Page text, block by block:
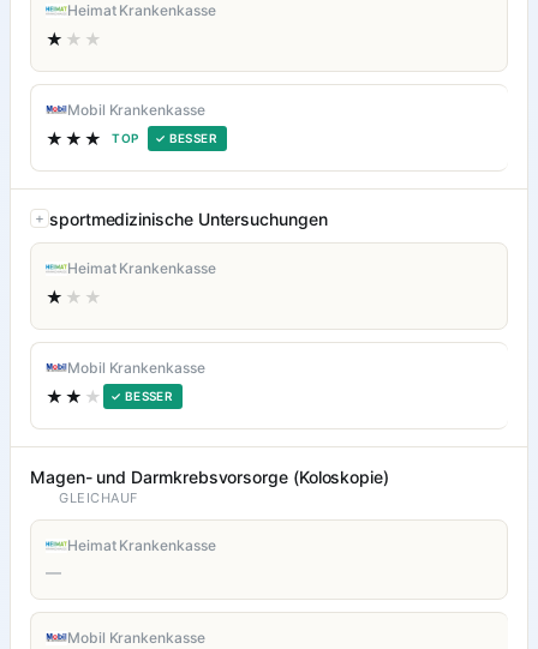
Heimat Krankenkasse
★ ★★
Mobil Krankenkasse
★★★ TOP ✓ BESSER
sportmedizinische Untersuchungen
Heimat Krankenkasse
★ ★★
Mobil Krankenkasse
★★ ★ ✓ BESSER
Magen- und Darmkrebsvorsorge (Koloskopie)
GLEICHAUF
Heimat Krankenkasse
—
Mobil Krankenkasse